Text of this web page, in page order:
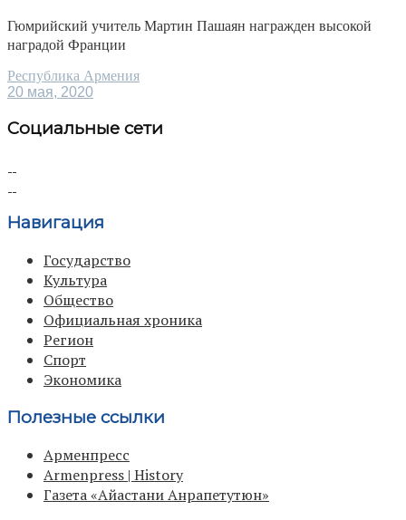
Гюмрийский учитель Мартин Пашаян награжден высокой
наградой Франции
Республика Армения
20 мая, 2020
Социальные сети
Навигация
Государство
Культура
Общество
Официальная хроника
Регион
Спорт
Экономика
Полезные ссылки
Арменпресс
Armenpress | History
Газета «Айастани Анрапетутюн»